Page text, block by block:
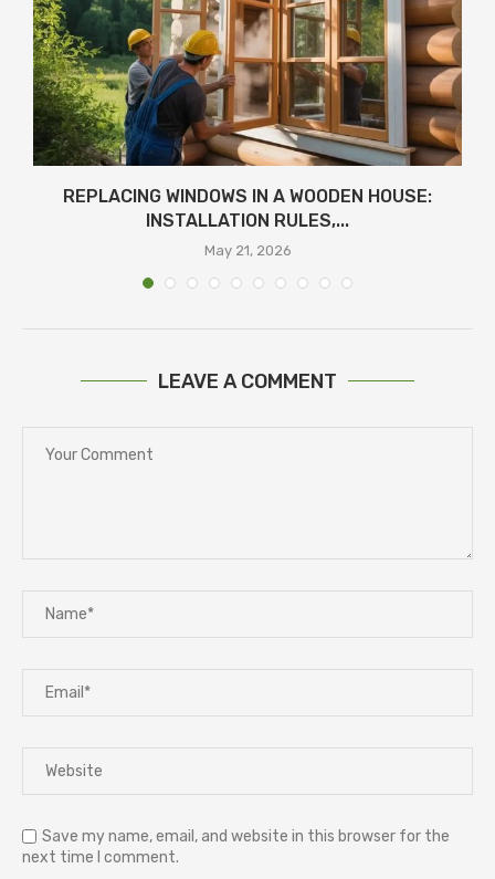
REPLACING WINDOWS IN A WOODEN HOUSE:
INSTALLATION RULES,...
May 21, 2026
LEAVE A COMMENT
Save my name, email, and website in this browser for the
next time I comment.